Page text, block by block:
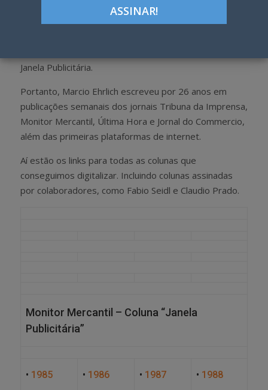
A coluna Janela Publicitária nasceu na mídia impressa
Janela Publicitária.
Portanto, Marcio Ehrlich escreveu por 26 anos em
publicações semanais dos jornais Tribuna da Imprensa,
Monitor Mercantil, Última Hora e Jornal do Commercio,
além das primeiras plataformas de internet.
Aí estão os links para todas as colunas que
conseguimos digitalizar. Incluindo colunas assinadas
por colaboradores, como Fabio Seidl e Claudio Prado.
Monitor Mercantil – Coluna “Janela
Publicitária”
• 1985 • 1986 • 1987 • 1988